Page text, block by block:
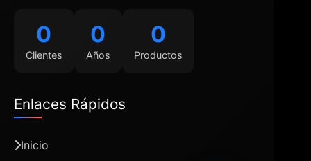
0
Clientes
0
Años
0
Productos
Enlaces Rápidos
Inicio